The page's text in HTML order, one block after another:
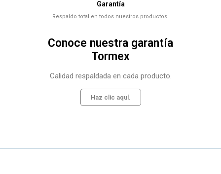
Garantía
Respaldo total en todos nuestros productos.
Conoce nuestra garantía
Tormex
Calidad respaldada en cada producto.
Haz clic aquí.